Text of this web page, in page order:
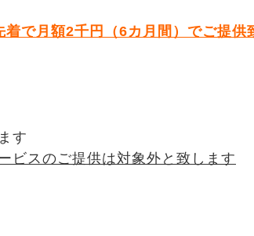
で月額2千円（6カ月間）でご提供
す
ビスのご提供は対象外と致します